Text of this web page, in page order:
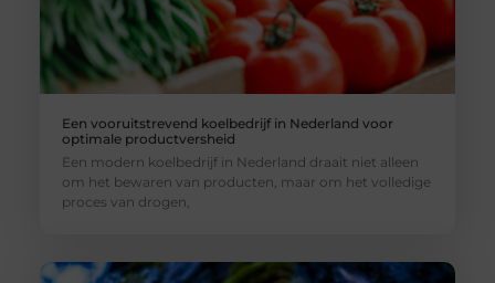
Een vooruitstrevend koelbedrijf in Nederland voor
optimale productversheid
Een modern koelbedrijf in Nederland draait niet alleen
om het bewaren van producten, maar om het volledige
proces van drogen,